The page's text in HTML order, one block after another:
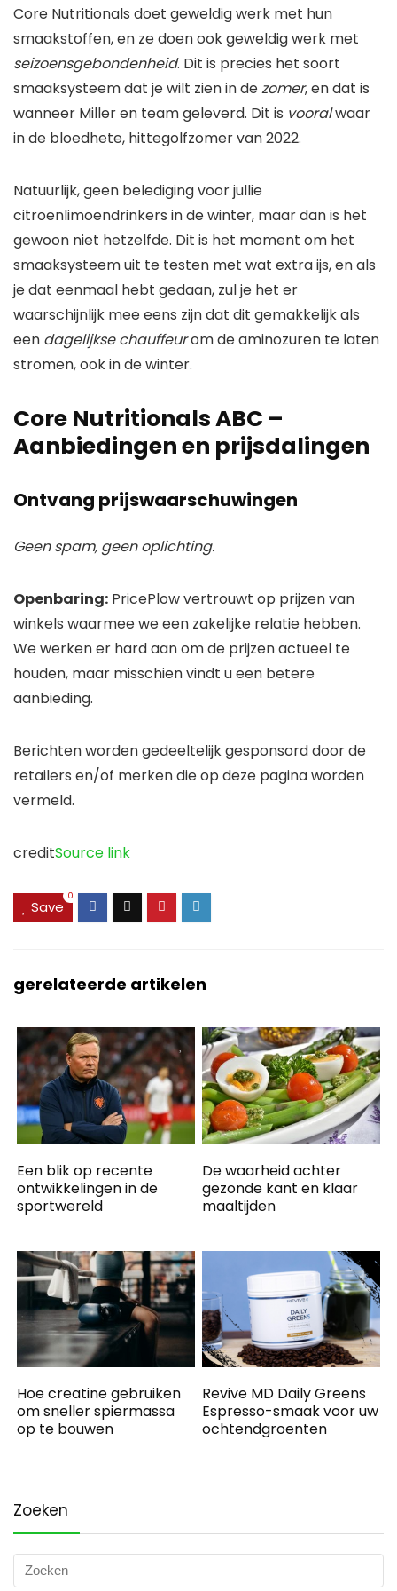
Core Nutritionals doet geweldig werk met hun
smaakstoffen, en ze doen ook geweldig werk met
seizoensgebondenheid. Dit is precies het soort
smaaksysteem dat je wilt zien in dezomer, en dat is
wanneer Miller en team geleverd. Dit is vooralwaar
in de bloedhete, hittegolfzomer van 2022.
Natuurlijk, geen belediging voor jullie
citroenlimoendrinkers in de winter, maar dan is het
gewoon niet hetzelfde. Dit is het moment om het
smaaksysteem uit te testen met wat extra ijs, en als
je dat eenmaal hebt gedaan, zul je het er
waarschijnlijk mee eens zijn dat dit gemakkelijk als
een dagelijkse chauffeurom de aminozuren te laten
stromen, ook in de winter.
Core Nutritionals ABC –
Aanbiedingen en prijsdalingen
Ontvang prijswaarschuwingen
Geen spam, geen oplichting.
Openbaring: PricePlow vertrouwt op prijzen van
winkels waarmee we een zakelijke relatie hebben.
We werken er hard aan om de prijzen actueel te
houden, maar misschien vindt u een betere
aanbieding.
Berichten worden gedeeltelijk gesponsord door de
retailers en/of merken die op deze pagina worden
vermeld.
creditSource link
Save
0
gerelateerde artikelen
Een blik op recente
ontwikkelingen in de
sportwereld
De waarheid achter
gezonde kant en klaar
maaltijden
Hoe creatine gebruiken
om sneller spiermassa
op te bouwen
Revive MD Daily Greens
Espresso-smaak voor uw
ochtendgroenten
Zoeken